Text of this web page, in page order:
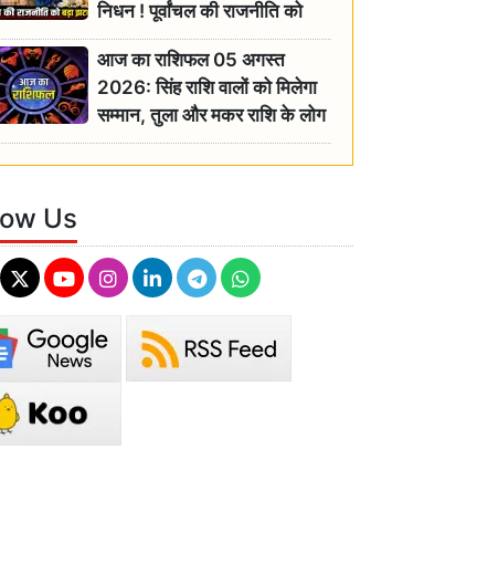
निधन ! पूर्वांचल की राजनीति को
बड़ा झटका, योगी ने जताया दुःख
आज का राशिफल 05 अगस्त
2026: सिंह राशि वालों को मिलेगा
सम्मान, तुला और मकर राशि के लोग
रहें सतर्क
Us